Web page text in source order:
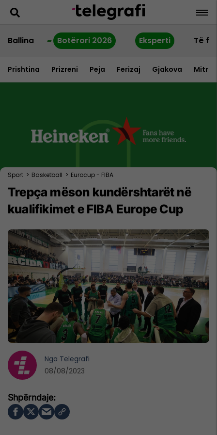
Ballina Botërori 2026 Eksperti Të
Prishtina Prizreni Peja Ferizaj Gjakova
Sport > Basketball > Eurocup - FIBA
Trepça mëson kundërshtarët në
kualifikimet e FIBA Europe Cup
Nga Telegrafi
08/08/2023